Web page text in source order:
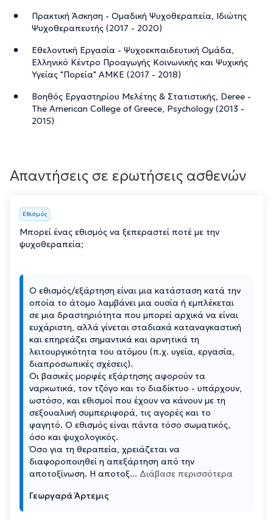
Πρακτική Άσκηση - Ομαδική Ψυχοθεραπεία, Ιδιώτης
Ψυχοθεραπευτής (2017 - 2020)
Εθελοντική Εργασία - Ψυχοεκπαιδευτική Ομάδα,
Ελληνικό Κέντρο Προαγωγής Κοινωνικής και Ψυχικής
Υγείας "Πορεία" ΑΜΚΕ (2017 - 2018)
Βοηθός Εργαστηρίου Μελέτης & Στατιστικής, Deree -
The American College of Greece, Psychology (2013 -
2015)
Απαντήσεις σε ερωτήσεις ασθενών
Εθισμός
Μπορεί ένας εθισμός να ξεπεραστεί ποτέ με την
ψυχοθεραπεία;
Ο εθισμός/εξάρτηση είναι μια κατάσταση κατά την
οποία το άτομο λαμβάνει μια ουσία ή εμπλέκεται
σε μια δραστηριότητα που μπορεί αρχικά να είναι
ευχάριστη, αλλά γίνεται σταδιακά καταναγκαστική
και επηρεάζει σημαντικά και αρνητικά τη
λειτουργικότητα του ατόμου (π.χ. υγεία, εργασία,
διαπροσωπικές σχέσεις).
Οι βασικές μορφές εξάρτησης αφορούν τα
ναρκωτικά, τον τζόγο και το διαδίκτυο - υπάρχουν,
ωστόσο, και εθισμοί που έχουν να κάνουν με τη
σεξουαλική συμπεριφορά, τις αγορές και το
φαγητό. Ο εθισμός είναι πάντα τόσο σωματικός,
όσο και ψυχολογικός.
Όσο για τη θεραπεία, χρειάζεται να
διαφοροποιηθεί η απεξάρτηση από την
αποτοξίνωση. Η αποτοξ... Διάβασε περισσότερα
Γεωργαρά Άρτεμις